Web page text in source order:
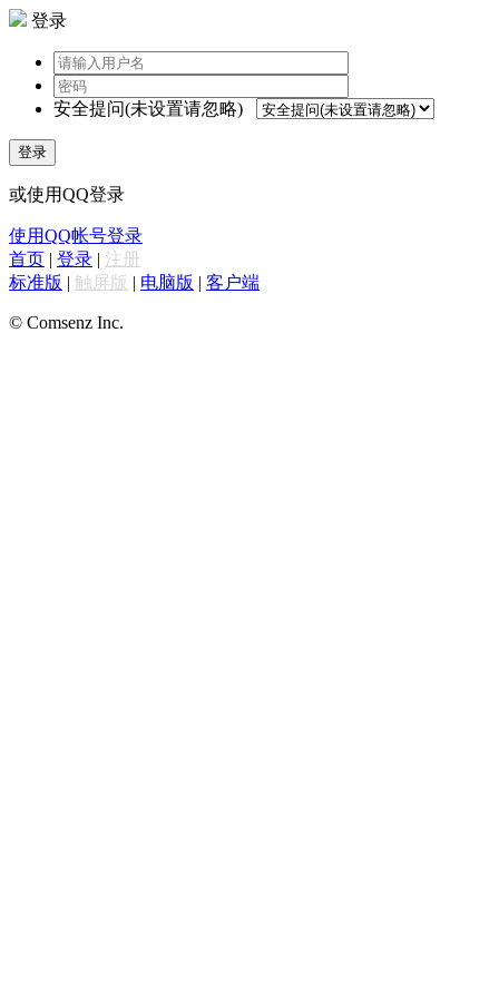
登录
安全提问(未设置请忽略)
登录
或使用QQ登录
使用QQ帐号登录
首页 | 登录 | 注册
标准版 | 触屏版 | 电脑版 | 客户端
© Comsenz Inc.